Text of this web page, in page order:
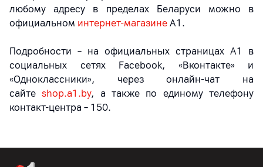
любому адресу в пределах Беларуси можно в
официальном интернет-магазине А1.
Подробности – на официальных страницах A1 в
социальных сетях Facebook, «Вконтакте» и
«Одноклассники», через онлайн-чат на
сайтеshop.a1.by, а также по единому телефону
контакт-центра – 150.